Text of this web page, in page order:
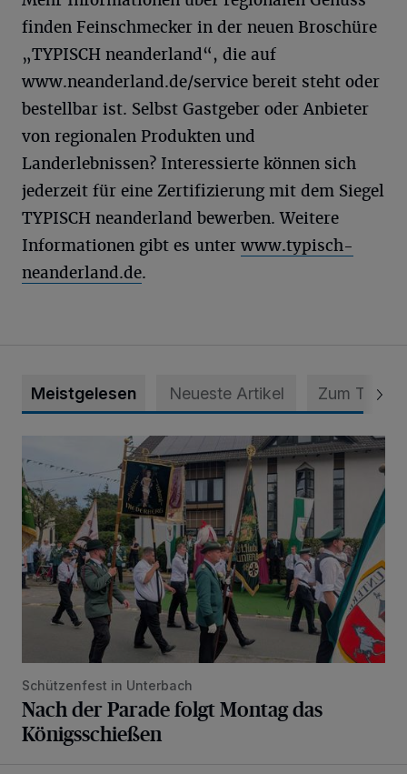
finden Feinschmecker in der neuen Broschüre
„TYPISCH neanderland“, die auf
www.neanderland.de/service bereit steht oder
bestellbar ist. Selbst Gastgeber oder Anbieter
von regionalen Produkten und
Landerlebnissen? Interessierte können sich
jederzeit für eine Zertifizierung mit dem Siegel
TYPISCH neanderland bewerben. Weitere
Informationen gibt es unter www.typisch-
neanderland.de.
Meistgelesen Neueste Artikel Zum Thema
Nach der Parade folgt Montag das Königsschießen
Schützenfest in Unterbach
Nach der Parade folgt Montag das
Königsschießen